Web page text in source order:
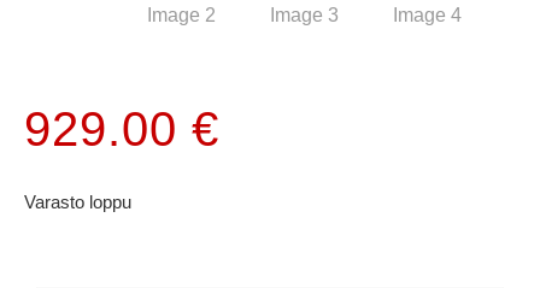
929.00 €
Varasto loppu